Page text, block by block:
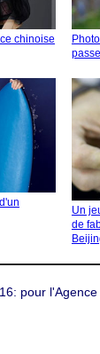
chinoise
Un
de
pour